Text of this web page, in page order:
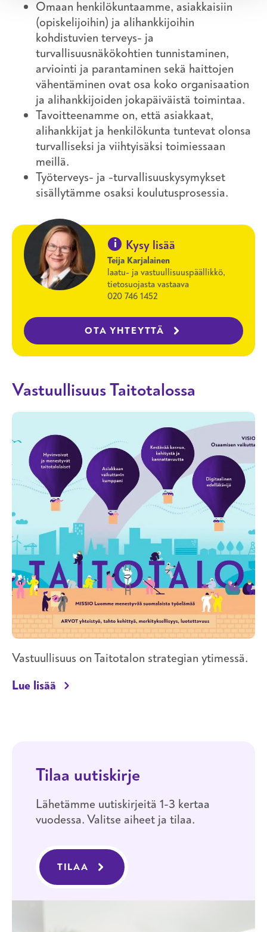
Omaan henkilökuntaamme, asiakkaisiin
(opiskelijoihin) ja alihankkijoihin
kohdistuvien terveys- ja
turvallisuusnäkökohtien tunnistaminen,
arviointi ja parantaminen sekä haittojen
vähentäminen ovat osa koko organisaation
ja alihankkijoiden jokapäiväistä toimintaa.
Tavoitteenamme on, että asiakkaat,
alihankkijat ja henkilökunta tuntevat olonsa
turvalliseksi ja viihtyisäksi toimiessaan
meillä.
Työterveys- ja -turvallisuuskysymykset
sisällytämme osaksi koulutusprosessia.
i Kysy lisää
Teija Karjalainen
laatu- ja vastuullisuuspäällikkö,
tietosuojasta vastaava
020 746 1452
OTA YHTEYTTÄ
Vastuullisuus Taitotalossa
Vastuullisuus on Taitotalon strategian ytimessä.
Lue lisää Vastuullisuus Taitotalossa
Tilaa uutiskirje
Lähetämme uutiskirjeitä 1-3 kertaa
vuodessa. Valitse aiheet ja tilaa.
TILAA